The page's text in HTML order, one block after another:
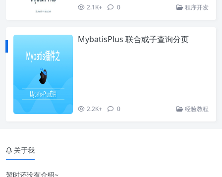
2.1K+ 0 程序开发
MybatisPlus 联合或子查询分页
2.2K+ 0 经验教程
关于我
暂时还没有介绍~